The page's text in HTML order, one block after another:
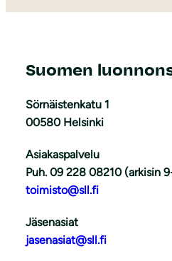
Suomen
Sörnäistenkatu 1
00580 Helsinki
Asiakaspalvelu
Puh. 09 228 08210 (arkisin
toimisto@sll.fi
Jäsenasiat
jasenasiat@sll.fi